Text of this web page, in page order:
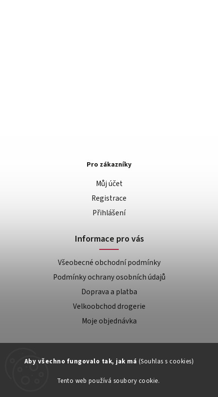
Aby všechno fungovalo tak, jak má (Souhlas s cookies)
Tento web používá soubory cookie.
Pro zákazníky
Můj účet
Registrace
Přihlášení
Informace pro vás
Všeobecné obchodní podmínky
Podmínky ochrany osobních údajů
Doprava a platba
Velkoobchod drogerie
Moje objednávka